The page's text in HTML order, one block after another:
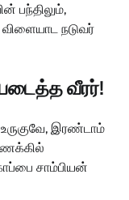
பந்திலும்,
விளையாட நடுவர்
வீரர்!
உருகுவே, இரண்டாம்
சாம்பியன்